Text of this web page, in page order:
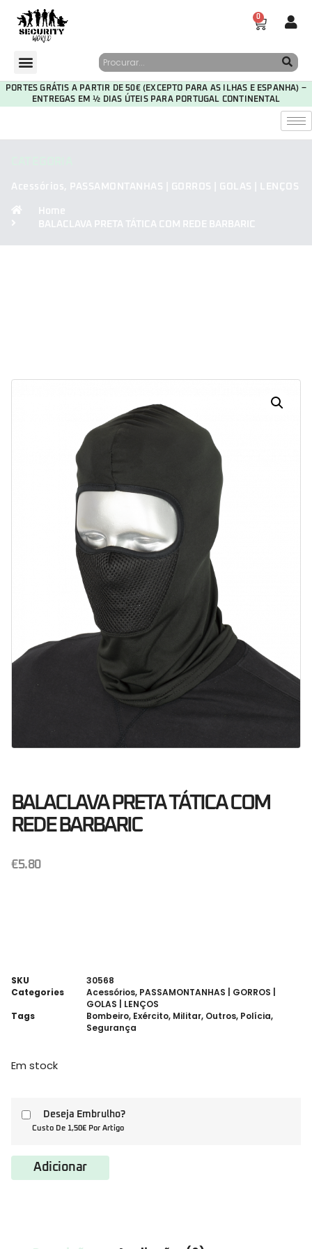
0
PORTES GRÁTIS A PARTIR DE 50€ (EXCEPTO PARA AS ILHAS E ESPANHA) –
ENTREGAS EM ½ DIAS ÚTEIS PARA PORTUGAL CONTINENTAL
Acessórios, PASSAMONTANHAS | GORROS | GOLAS | LENÇOS
Home
BALACLAVA PRETA TÁTICA COM REDE BARBARIC
BALACLAVA PRETA TÁTICA COM
REDE BARBARIC
€5.80
SKU
30568
Categories
Acessórios, PASSAMONTANHAS | GORROS |
GOLAS | LENÇOS
Tags
Bombeiro, Exército, Militar, Outros, Polícia,
Segurança
Em stock
Deseja Embrulho?
Custo De 1,50€ Por Artigo
Adicionar